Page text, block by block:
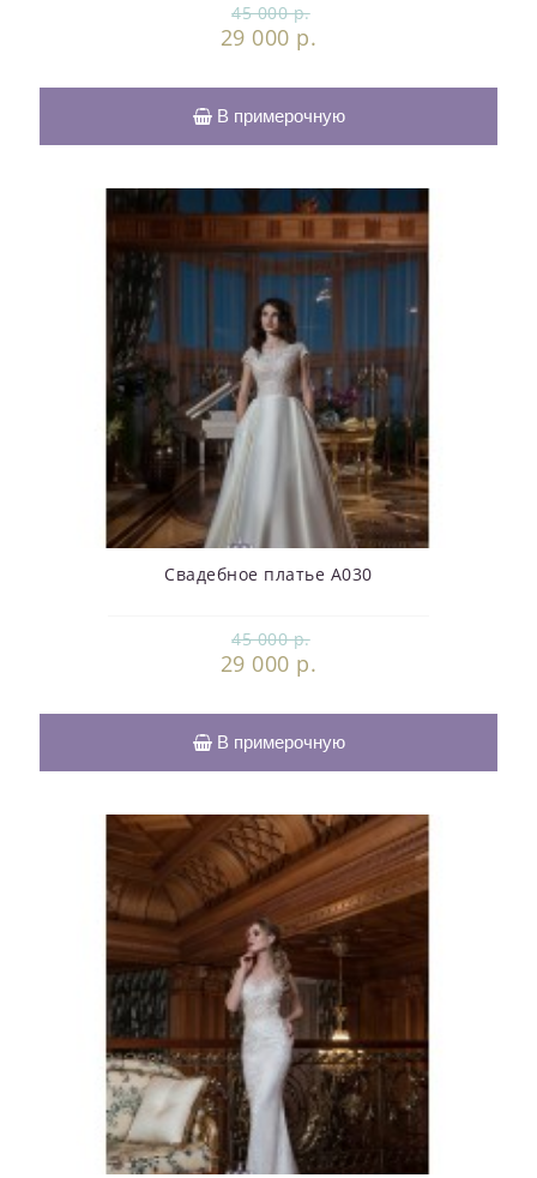
45 000 р.
29 000 р.
В примерочную
Свадебное платье А030
45 000 р.
29 000 р.
В примерочную